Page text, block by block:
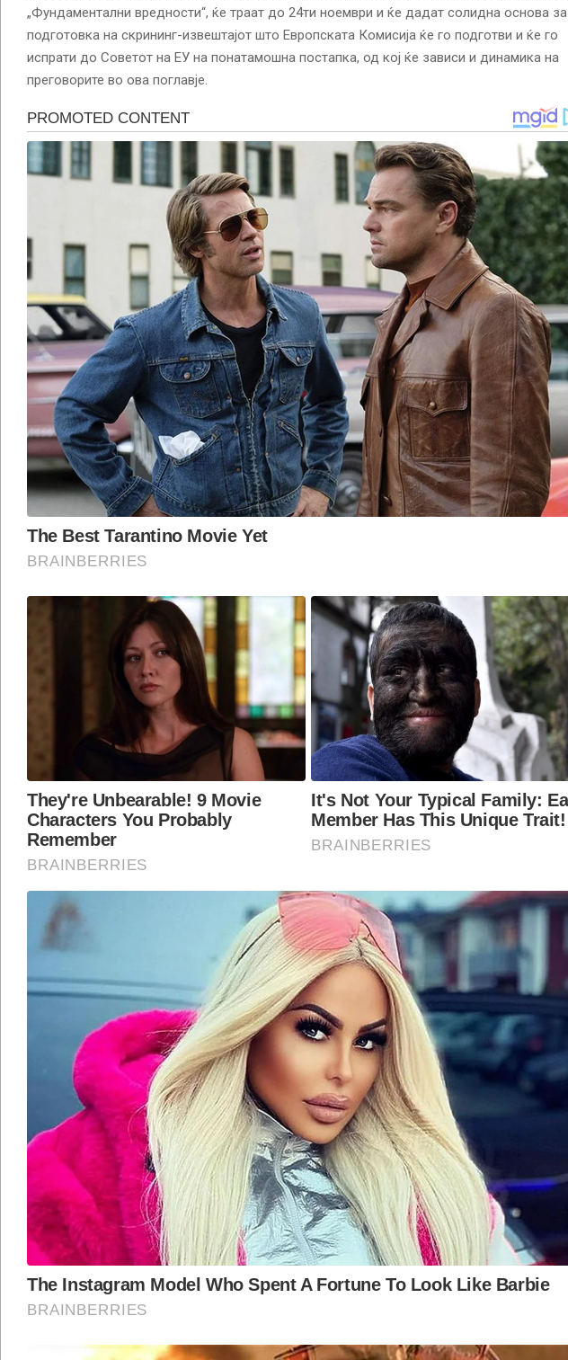
„Фундаментални вредности“, ќе траат до 24ти ноември и ќе дадат солидна основа за
подготовка на скрининг-извештајот што Европската Комисија ќе го подготви и ќе го
испрати до Советот на ЕУ на понатамошна постапка, од кој ќе зависи и динамика на
преговорите во ова поглавје.